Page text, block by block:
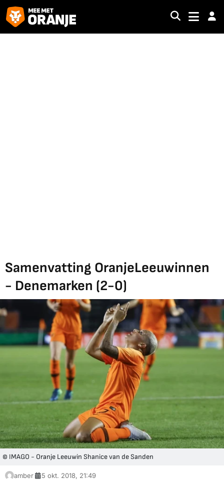
Samenvatting OranjeLeeuwinnen
- Denemarken (2-0)
© IMAGO - Oranje Leeuwin Shanice van de Sanden
amber 5 okt. 2018, 21:49